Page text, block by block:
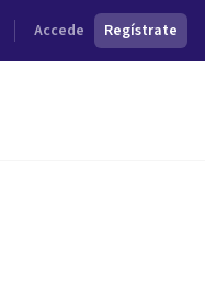
Accede Regístrate